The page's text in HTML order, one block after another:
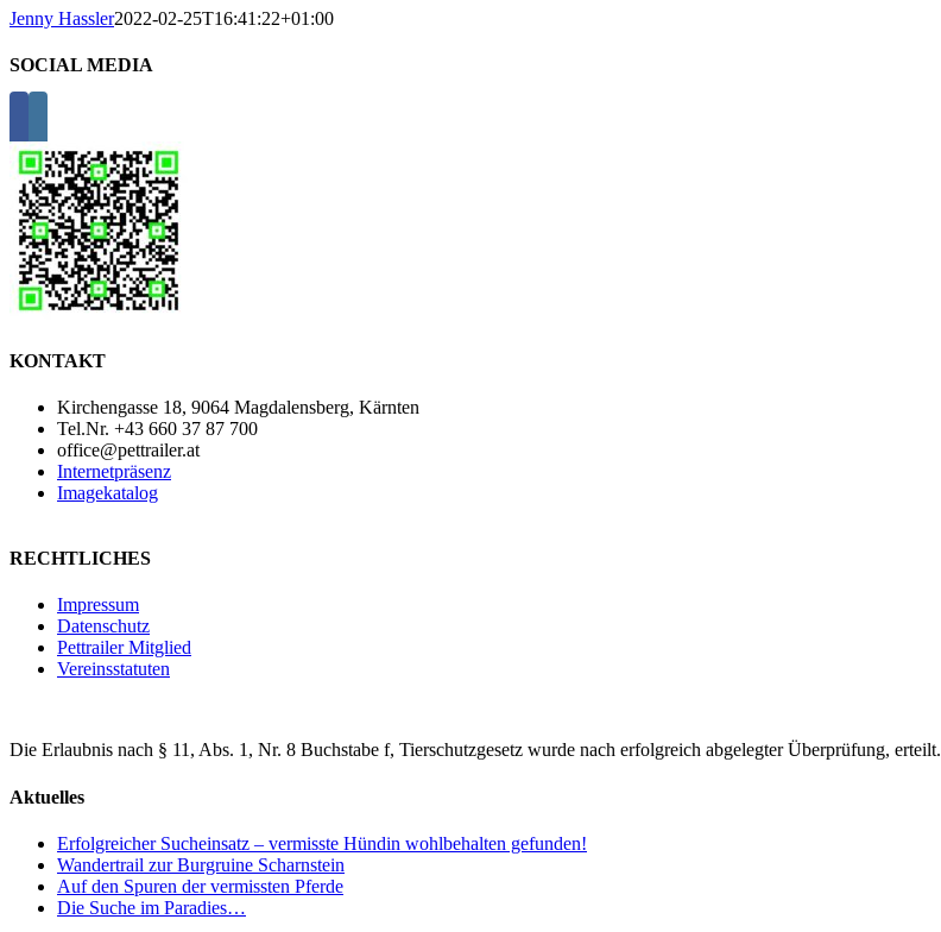
Jenny Hassler2022-02-25T16:41:22+01:00
SOCIAL MEDIA
KONTAKT
Kirchengasse 18, 9064 Magdalensberg, Kärnten
Tel.Nr. +43 660 37 87 700
office@pettrailer.at
Internetpräsenz
Imagekatalog
RECHTLICHES
Impressum
Datenschutz
Pettrailer Mitglied
Vereinsstatuten
Die Erlaubnis nach § 11, Abs. 1, Nr. 8 Buchstabe f, Tierschutzgesetz wurde nach erfolgreich abgelegter Überprüfung, erteilt.
Aktuelles
Erfolgreicher Sucheinsatz – vermisste Hündin wohlbehalten gefunden!
Wandertrail zur Burgruine Scharnstein
Auf den Spuren der vermissten Pferde
Die Suche im Paradies…